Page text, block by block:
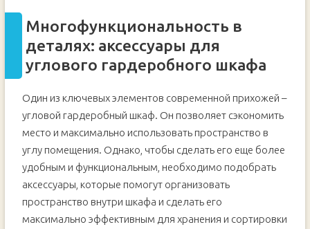
Многофункциональность в
деталях: аксессуары для
углового гардеробного шкафа
Один из ключевых элементов современной прихожей –
угловой гардеробный шкаф. Он позволяет сэкономить
место и максимально использовать пространство в
углу помещения. Однако, чтобы сделать его еще более
удобным и функциональным, необходимо подобрать
аксессуары, которые помогут организовать
пространство внутри шкафа и сделать его
максимально эффективным для хранения и сортировки